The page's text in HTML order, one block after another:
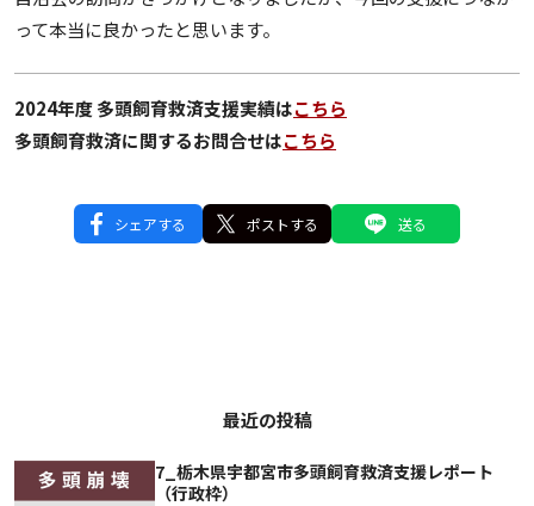
って本当に良かったと思います。
2024年度 多頭飼育救済支援実績はこちら
多頭飼育救済に関するお問合せはこちら
シェアする ポストする 送る
最近の投稿
7_栃木県宇都宮市多頭飼育救済支援レポート
（行政枠）